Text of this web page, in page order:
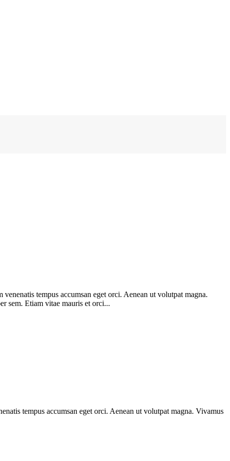
tempus accumsan eget orci. Aenean ut volutpat magna.
sem. Etiam vitae mauris et orci...
tempus accumsan eget orci. Aenean ut volutpat magna. Vivamus